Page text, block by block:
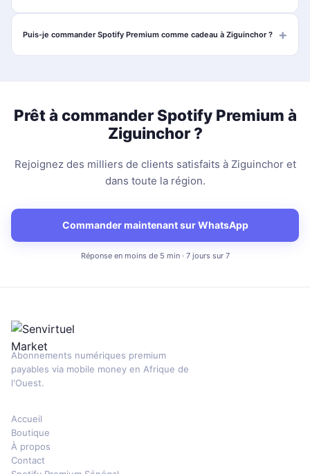
Puis-je commander Spotify Premium comme cadeau à Ziguinchor ?
Prêt à commander Spotify Premium à
Ziguinchor ?
Rejoignez des milliers de clients satisfaits à Ziguinchor et
dans toute la région.
Commander maintenant sur WhatsApp
Réponse en moins de 5 min · 7 jours sur 7
Abonnements numériques premium
payables via mobile money en Afrique de
l'Ouest.
Accueil
Boutique
À propos
Contact